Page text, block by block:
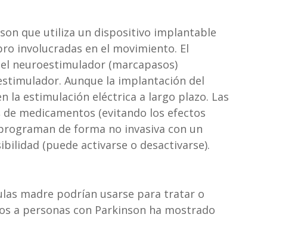
que utiliza un dispositivo implantable
involucradas en el movimiento. El
neuroestimulador (marcapasos)
Aunque la implantación del
estimulación eléctrica a largo plazo. Las
medicamentos (evitando los efectos
de forma no invasiva con un
(puede activarse o desactivarse).
madre podrían usarse para tratar o
a personas con Parkinson ha mostrado